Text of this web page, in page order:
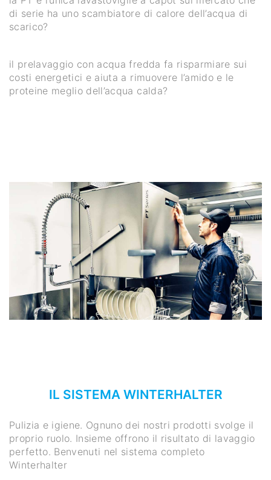
di serie ha uno scambiatore di calore dell’acqua di
scarico?
il prelavaggio con acqua fredda fa risparmiare sui
costi energetici e aiuta a rimuovere l’amido e le
proteine meglio dell’acqua calda?
IL SISTEMA WINTERHALTER
Pulizia e igiene. Ognuno dei nostri prodotti svolge il
proprio ruolo. Insieme offrono il risultato di lavaggio
perfetto. Benvenuti nel sistema completo
Winterhalter